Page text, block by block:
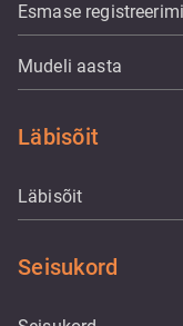
Esmase
Mudeli aasta
Läbisõit
Läbisõit
Seisukord